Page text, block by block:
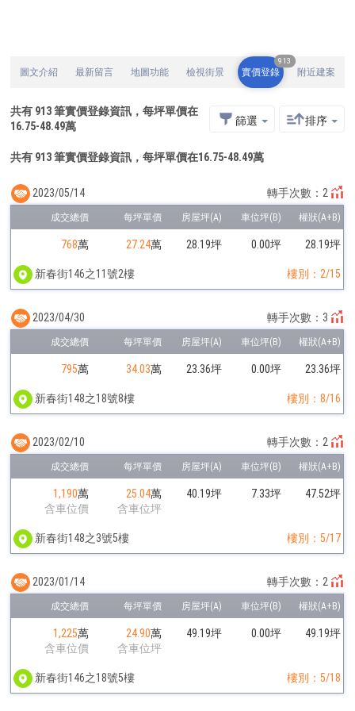
圖文介紹 最新留言 地圖功能 檢視街景 實價登錄
913
附近建案
共有 913筆實價登錄資訊，每坪單價在
16.75-48.49萬 篩選 排序
共有 913 筆實價登錄資訊，每坪單價在16.75-48.49萬
768萬 27.24萬 28.19坪 0.00坪 28.19坪
新春街146之11號2樓 樓別：2/15
2023/05/14 轉手次數：2
795萬 34.03萬 23.36坪 0.00坪 23.36坪
新春街148之18號8樓 樓別：8/16
2023/04/30 轉手次數：3
1,190萬
含車位價
25.04萬
含車位坪
40.19坪 7.33坪 47.52坪
新春街148之3號5樓 樓別：5/17
2023/02/10 轉手次數：2
1,225萬
含車位價
24.90萬
含車位坪
49.19坪 0.00坪 49.19坪
新春街146之18號5樓 樓別：5/18
2023/01/14 轉手次數：2